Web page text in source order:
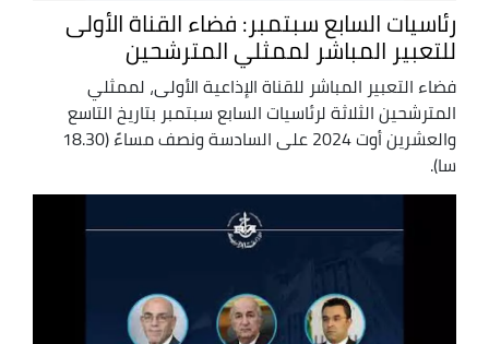
رئاسيات السابع سبتمبر: فضاء القناة الأولى
للتعبير المباشر لممثلي المترشحين
فضاء التعبير المباشر للقناة الإذاعية الأولى، لممثلي
المترشحين الثلاثة لرئاسيات السابع سبتمبر بتاريخ التاسع
والعشرين أوت 2024 على السادسة ونصف مساءً (18.30
سا).